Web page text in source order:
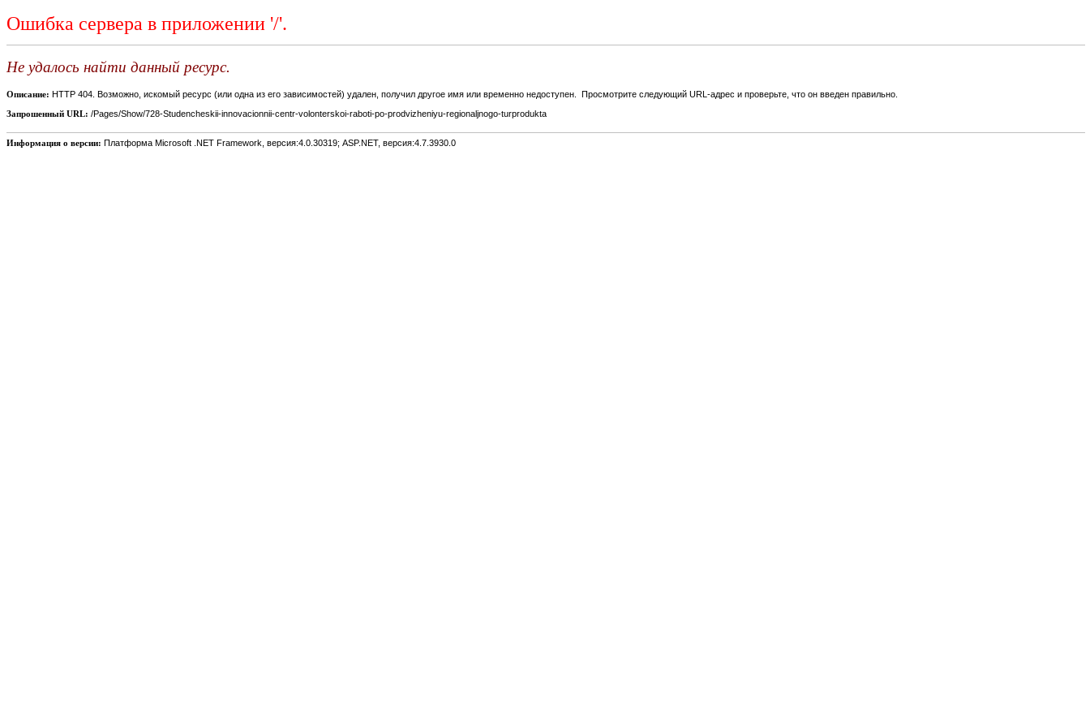
Ошибка сервера в приложении '/'.
Не удалось найти данный ресурс.
Описание: HTTP 404. Возможно, искомый ресурс (или одна из его зависимостей) удален, получил другое имя или временно недоступен. Просмотрите следующий URL-адрес и проверьте, что он введен правильно.
Запрошенный URL: /Pages/Show/728-Studencheskii-innovacionnii-centr-volonterskoi-raboti-po-prodvizheniyu-regionaljnogo-turprodukta
Информация о версии: Платформа Microsoft .NET Framework, версия:4.0.30319; ASP.NET, версия:4.7.3930.0